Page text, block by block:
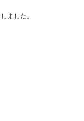
ました。